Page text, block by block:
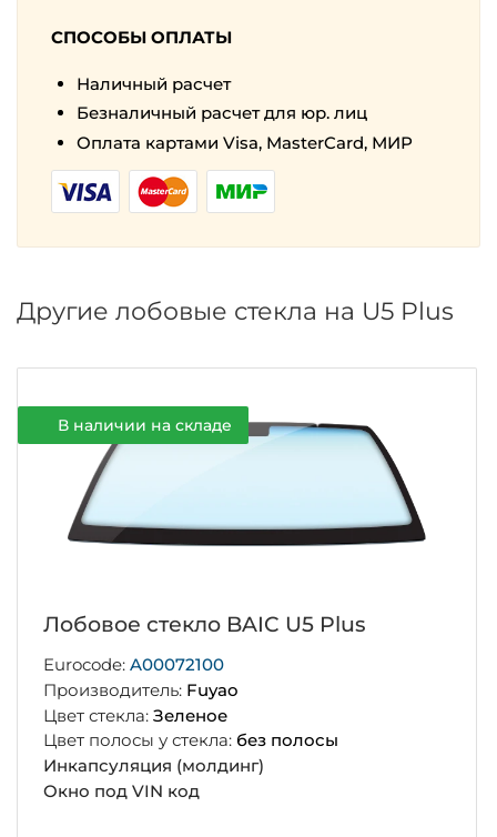
СПОСОБЫ ОПЛАТЫ
Наличный расчет
Безналичный расчет для юр. лиц
Оплата картами Visa, MasterCard, МИР
Другие лобовые стекла на U5 Plus
В наличии на складе
Лобовое стекло BAIC U5 Plus
Eurocode: A00072100
Производитель: Fuyao
Цвет стекла: Зеленое
Цвет полосы у стекла: без полосы
Инкапсуляция (молдинг)
Окно под VIN код